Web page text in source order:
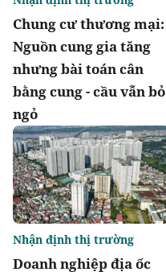
Chung cư thương mại:
Nguồn cung gia tăng
nhưng bài toán cân
bằng cung - cầu vẫn bỏ
ngỏ
Doanh nghiệp địa ốc
Nhận định thị trường